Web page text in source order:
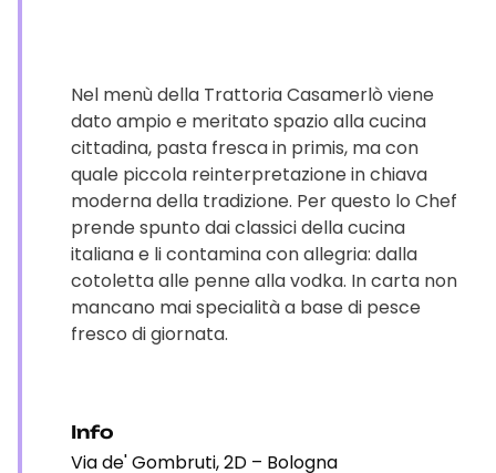
Nel menù della Trattoria Casamerlò viene
dato ampio e meritato spazio alla cucina
cittadina, pasta fresca in primis, ma con
quale piccola reinterpretazione in chiava
moderna della tradizione. Per questo lo Chef
prende spunto dai classici della cucina
italiana e li contamina con allegria: dalla
cotoletta alle penne alla vodka. In carta non
mancano mai specialità a base di pesce
fresco di giornata.
Info
Via de' Gombruti, 2D – Bologna